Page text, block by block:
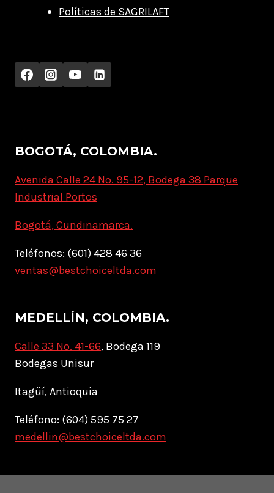
Políticas de SAGRILAFT
BOGOTÁ, COLOMBIA.
Avenida Calle 24 No. 95-12, Bodega 38 Parque
Industrial Portos
Bogotá, Cundinamarca.
Teléfonos: (601) 428 46 36
ventas@bestchoiceltda.com
MEDELLÍN, COLOMBIA.
Calle 33 No. 41-66, Bodega 119
Bodegas Unisur
Itagüí, Antioquia
Teléfono: (604) 595 75 27
medellin@bestchoiceltda.com